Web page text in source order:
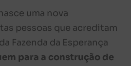
uma nova
pessoas que acreditam
Fazenda da Esperança
para a construção de